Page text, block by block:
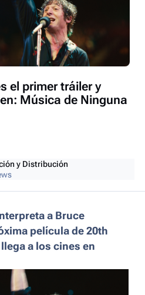
el primer tráiler y
Música de Ninguna
y Distribución
a Bruce
película de 20th
a los cines en